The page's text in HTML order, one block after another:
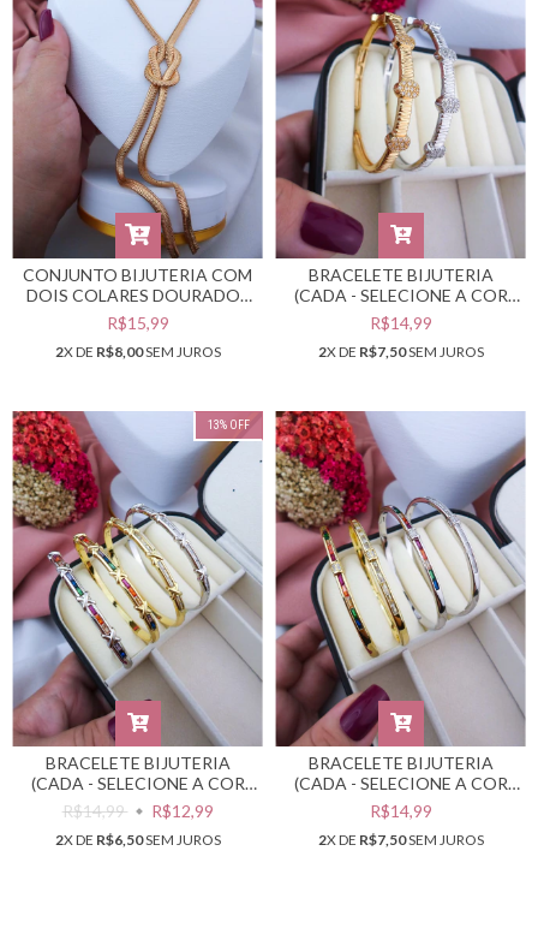
CONJUNTO BIJUTERIA COM
DOIS COLARES DOURADOS
NÓ #C0501427
R$15,99
2X DE R$8,00SEM JUROS
BRACELETE BIJUTERIA
(CADA - SELECIONE A COR
DESEJADA) #PB0301761
R$14,99
2X DE R$7,50SEM JUROS
13% OFF
BRACELETE BIJUTERIA
(CADA - SELECIONE A COR
DESEJADA) #PB0301754
R$14,99 R$12,99
2X DE R$6,50SEM JUROS
BRACELETE BIJUTERIA
(CADA - SELECIONE A COR
DESEJADA) #PB0301753
R$14,99
2X DE R$7,50SEM JUROS